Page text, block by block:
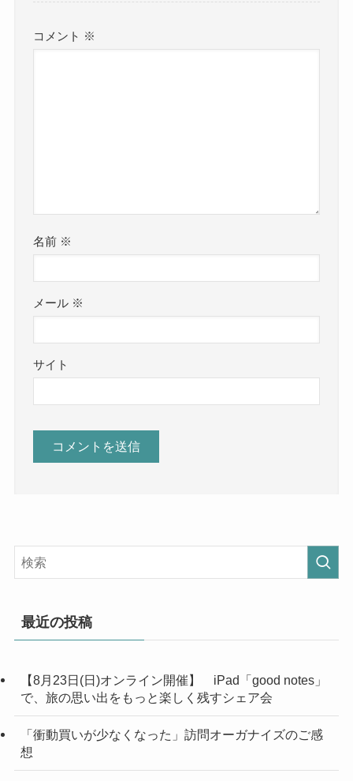
コメント ※
名前 ※
メール ※
サイト
最近の投稿
【8月23日(日)オンライン開催】 iPad「good notes」
で、旅の思い出をもっと楽しく残すシェア会
「衝動買いが少なくなった」訪問オーガナイズのご感
想